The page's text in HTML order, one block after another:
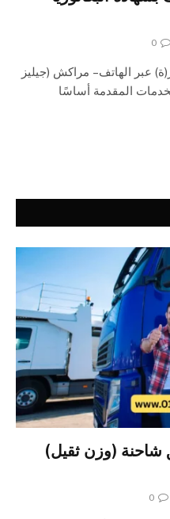
0
20 مستشار(ة) عبر الهاتف – مراكش (جيليز
المقدمة أساسًا
(وزن ثقيل)
0